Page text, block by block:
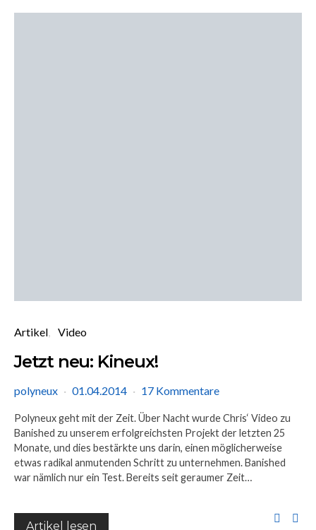
Artikel Video
Jetzt neu: Kineux!
polyneux 01.04.2014 17 Kommentare
Polyneux geht mit der Zeit. Über Nacht wurde Chris‘ Video zu
Banished zu unserem erfolgreichsten Projekt der letzten 25
Monate, und dies bestärkte uns darin, einen möglicherweise
etwas radikal anmutenden Schritt zu unternehmen. Banished
war nämlich nur ein Test. Bereits seit geraumer Zeit…
Artikel lesen